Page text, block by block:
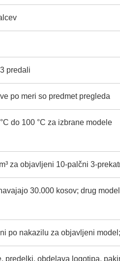
predali
po meri so predmet pregleda
do 100 °C za izbrane modele
za objavljeni 10-palčni 3-
30.000 kosov; drug
po nakazilu za objavljeni
predelki, obdelava logotipa,